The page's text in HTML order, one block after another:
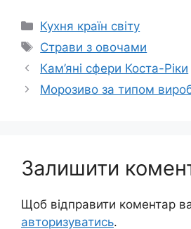
Категорії
Кухня країн світу
Позначки
Страви з овочами
Кам’яні сфери Коста-Ріки
Морозиво за типом
Залишити
Щоб відправити коментар
авторизуватись.